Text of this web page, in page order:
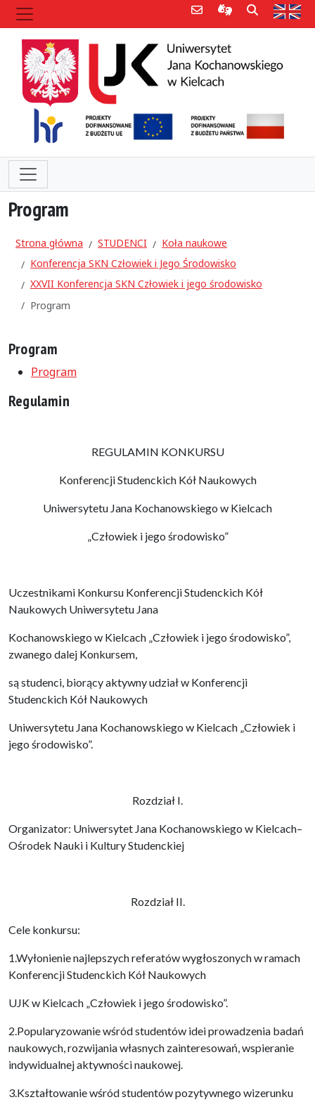
Poczta e-mailInformacje dla
Szukaj
Program
Strona główna STUDENCI
Koła naukowe
Konferencja SKN Człowiek i Jego Środowisko
XXVII Konferencja SKN Człowiek i jego środowisko
Program
Program
Program
Regulamin
REGULAMIN KONKURSU
Konferencji Studenckich Kół Naukowych
Uniwersytetu Jana Kochanowskiego w Kielcach
„Człowiek i jego środowisko”
Uczestnikami Konkursu Konferencji Studenckich Kół
Naukowych Uniwersytetu Jana
Kochanowskiego w Kielcach „Człowiek i jego środowisko”,
zwanego dalej Konkursem,
są studenci, biorący aktywny udział w Konferencji
Studenckich Kół Naukowych
Uniwersytetu Jana Kochanowskiego w Kielcach „Człowiek i
jego środowisko”.
Rozdział I.
Organizator: Uniwersytet Jana Kochanowskiego w Kielcach–
Ośrodek Nauki i Kultury Studenckiej
Rozdział II.
Cele konkursu:
1.Wyłonienie najlepszych referatów wygłoszonych w ramach
Konferencji Studenckich Kół Naukowych
UJK w Kielcach „Człowiek i jego środowisko”.
2.Popularyzowanie wśród studentów idei prowadzenia badań
naukowych, rozwijania własnych zainteresowań, wspieranie
indywidualnej aktywności naukowej.
3.Kształtowanie wśród studentów pozytywnego wizerunku